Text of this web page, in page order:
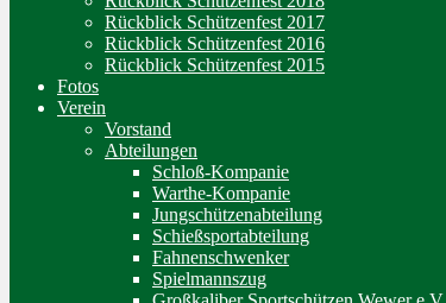
Rückblick Schützenfest 2017
Rückblick Schützenfest 2016
Rückblick Schützenfest 2015
Fotos
Verein
Vorstand
Abteilungen
Schloß-Kompanie
Warthe-Kompanie
Jungschützenabteilung
Schießsportabteilung
Fahnenschwenker
Spielmannszug